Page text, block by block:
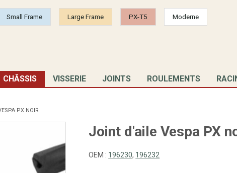
Small Frame Large Frame PX-T5 Moderne
CHÂSSIS VISSERIE JOINTS ROULEMENTS
PX NOIR
Joint d'aile Vespa PX
OEM : 196230, 196232